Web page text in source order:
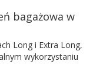
bagażowa w
Long i Extra Long,
wykorzystaniu